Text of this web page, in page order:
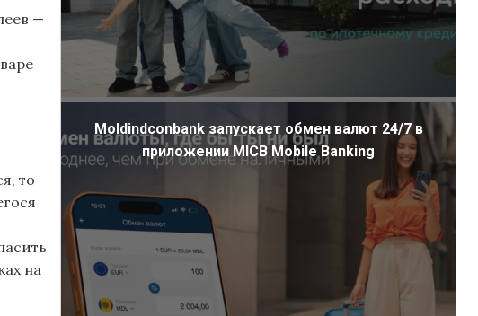
—
то
на
Moldindconbank запускает обмен валют 24/7 в
приложении MICB Mobile Banking